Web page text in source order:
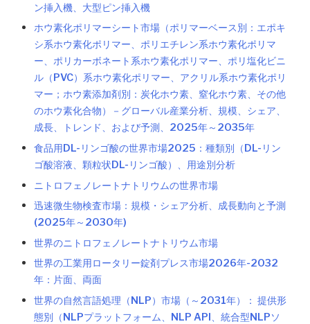
ン挿入機、大型ピン挿入機
ホウ素化ポリマーシート市場（ポリマーベース別：エポキ
シ系ホウ素化ポリマー、ポリエチレン系ホウ素化ポリマ
ー、ポリカーボネート系ホウ素化ポリマー、ポリ塩化ビニ
ル（PVC）系ホウ素化ポリマー、アクリル系ホウ素化ポリ
マー；ホウ素添加剤別：炭化ホウ素、窒化ホウ素、その他
のホウ素化合物）－グローバル産業分析、規模、シェア、
成長、トレンド、および予測、2025年～2035年
食品用DL-リンゴ酸の世界市場2025：種類別（DL-リン
ゴ酸溶液、顆粒状DL-リンゴ酸）、用途別分析
ニトロフェノレートナトリウムの世界市場
迅速微生物検査市場：規模・シェア分析、成長動向と予測
(2025年～2030年)
世界のニトロフェノレートナトリウム市場
世界の工業用ロータリー錠剤プレス市場2026年-2032
年：片面、両面
世界の自然言語処理（NLP）市場（～2031年）： 提供形
態別（NLPプラットフォーム、NLP API、統合型NLPソ